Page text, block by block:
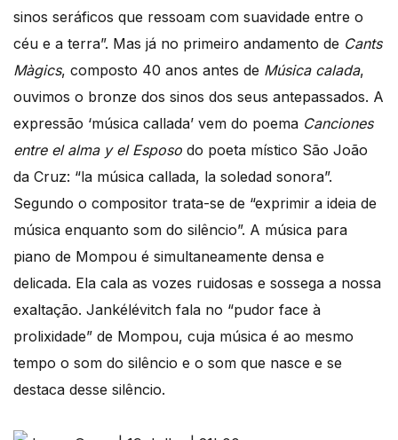
sinos seráficos que ressoam com suavidade entre o
céu e a terra”. Mas já no primeiro andamento de Cants
Màgics, composto 40 anos antes de Música calada,
ouvimos o bronze dos sinos dos seus antepassados. A
expressão ‘música callada’ vem do poema Canciones
entre el alma y el Esposo do poeta místico São João
da Cruz: “la música callada, la soledad sonora”.
Segundo o compositor trata-se de “exprimir a ideia de
música enquanto som do silêncio”. A música para
piano de Mompou é simultaneamente densa e
delicada. Ela cala as vozes ruidosas e sossega a nossa
exaltação. Jankélévitch fala no “pudor face à
prolixidade” de Mompou, cuja música é ao mesmo
tempo o som do silêncio e o som que nasce e se
destaca desse silêncio.